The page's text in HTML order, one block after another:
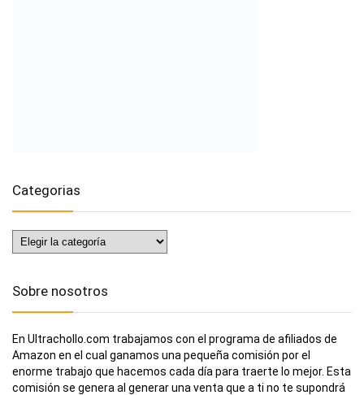
Categorias
Categorias
Sobre nosotros
En Ultrachollo.com trabajamos con el programa de afiliados de
Amazon en el cual ganamos una pequeña comisión por el
enorme trabajo que hacemos cada día para traerte lo mejor. Esta
comisión se genera al generar una venta que a ti no te supondrá